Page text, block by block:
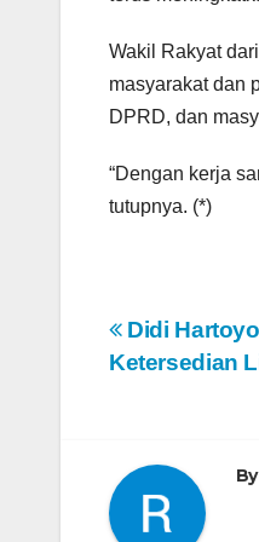
Wakil Rakyat
masyarakat dan
DPRD, dan
“Dengan kerja
tutupnya. (*)
N
i
Didi
Ketersedian
By